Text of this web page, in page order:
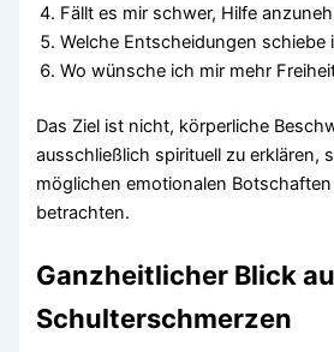
Fällt es mir schwer, Hilfe
Welche Entscheidungen schiebe
Wo wünsche ich mir mehr
Das Ziel ist nicht, körperliche
ausschließlich spirituell zu erklären,
möglichen emotionalen
betrachten.
Ganzheitlicher Blick
Schulterschmerzen